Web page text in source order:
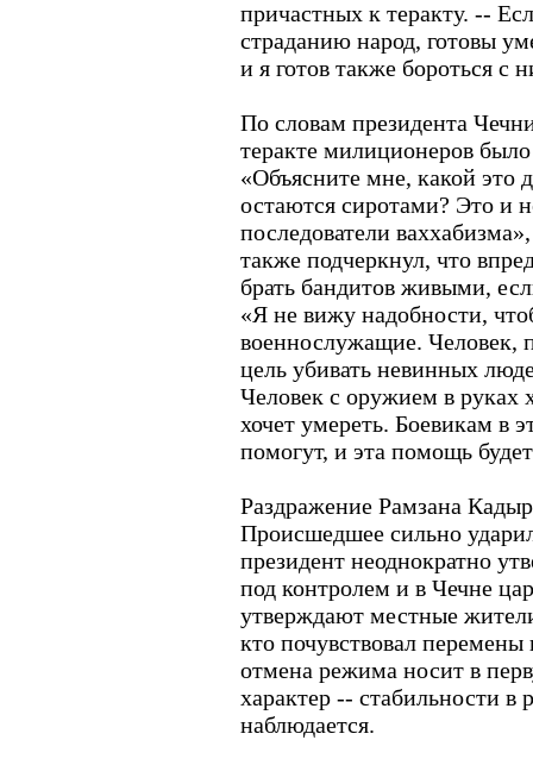
причастных к теракту. --
страданию народ, готовы
и я готов также бороться с
По словам президента
теракте милиционеров
«Объясните мне, какой это
остаются сиротами? Это и
последователи
также подчеркнул, что
брать бандитов живыми,
«Я не вижу надобности,
военнослужащие. Человек,
цель убивать невинных
Человек с оружием в руках
хочет умереть. Боевикам в
помогут, и эта помощь
Раздражение Рамзана
Происшедшее сильно
президент неоднократно
под контролем и в Чечне
утверждают местные
кто почувствовал
отмена режима носит в
характер -- стабильности в
наблюдается.